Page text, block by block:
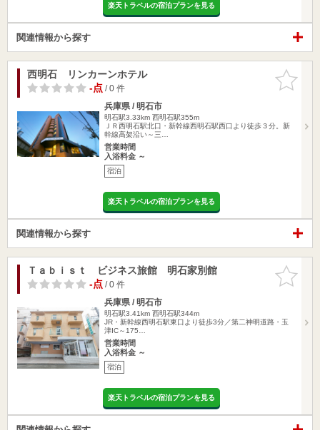
楽天トラベルの宿泊プランを見る
関連情報から探す
お気に入
りに追加
西明石 リンカーンホテル
-点/ 0 件
兵庫県 / 明石市
明石駅3.33km 西明石駅355m
ＪＲ西明石駅北口・新幹線西明石駅西口より徒歩３分。新
幹線高架沿い～三…
営業時間
入浴料金 ～
宿泊
楽天トラベルの宿泊プランを見る
関連情報から探す
お気に入
りに追加
Ｔａｂｉｓｔ ビジネス旅館 明石家別館
-点/ 0 件
兵庫県 / 明石市
明石駅3.41km 西明石駅344m
JR・新幹線西明石駅東口より徒歩3分／第二神明道路・玉
津IC～175…
営業時間
入浴料金 ～
宿泊
楽天トラベルの宿泊プランを見る